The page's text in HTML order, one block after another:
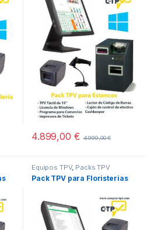
4.899,00 € 4.999,00€
Equipos TPV, Packs TPV
Pack TPV para Floristerias